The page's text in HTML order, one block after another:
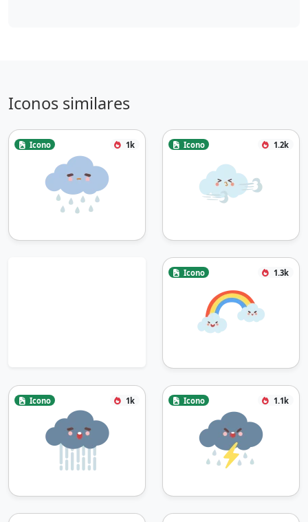
Iconos similares
Icono 1k Icono 1.2k
Icono 1.3k
Icono 1k Icono 1.1k